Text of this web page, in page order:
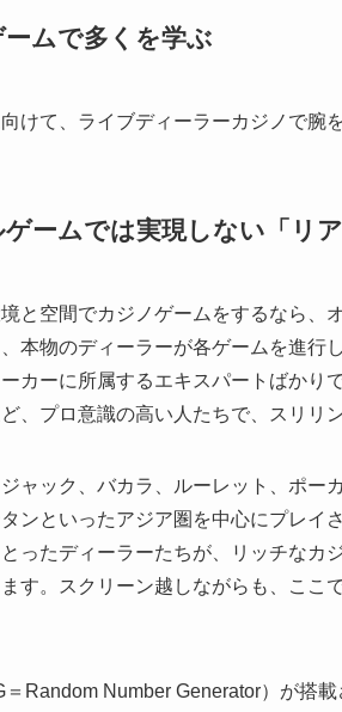
ムで多くを学ぶ
けて、ライブディーラーカジノで腕
ームでは実現しない「リ
と空間でカジノゲームをするなら、
本物のディーラーが各ゲームを進行
カーに所属するエキスパートばかり
、プロ意識の高い人たちで、スリリ
ャック、バカラ、ルーレット、ポー
ンといったアジア圏を中心にプレイ
ったディーラーたちが、リッチなカ
す。スクリーン越しながらも、ここ
Random Number Generator）が搭